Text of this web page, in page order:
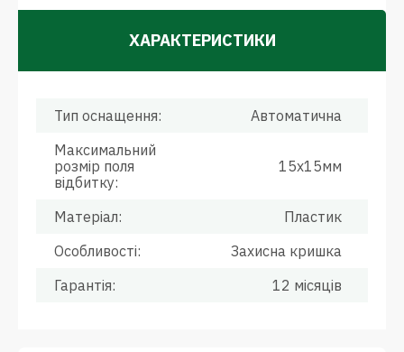
ХАРАКТЕРИСТИКИ
Тип оснащення:
Автоматична
Максимальний
розмір поля
відбитку:
15х15мм
Матеріал:
Пластик
Особливості:
Захисна кришка
Гарантія:
12 місяців